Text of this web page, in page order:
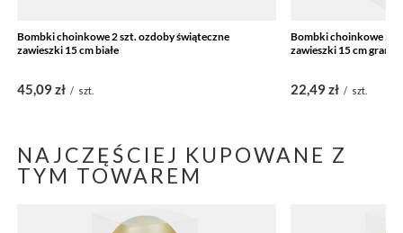
Bombki choinkowe 2 szt. ozdoby świąteczne
zawieszki 15 cm białe
45,09 zł / szt.
Bombki choinkowe 2
zawieszki 15 cm
22,49 zł / szt.
NAJCZĘŚCIEJ KUPOWANE Z
TYM TOWAREM